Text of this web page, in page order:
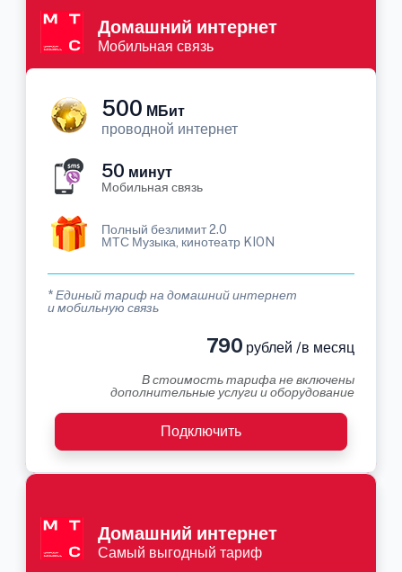
Домашний интернет
Мобильная связь
500 МБит
проводной интернет
50 минут
Мобильная связь
Полный безлимит 2.0
МТС Музыка, кинотеатр KION
* Единый тариф на домашний интернет
и мобильную связь
790 рублей /в месяц
В стоимость тарифа не включены
дополнительные услуги и оборудование
Подключить
Домашний интернет
Самый выгодный тариф